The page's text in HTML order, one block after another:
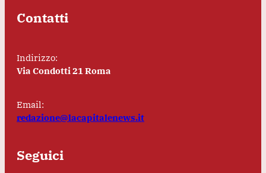
Contatti
Indirizzo:
Via Condotti 21 Roma
Email:
redazione@lacapitalenews.it
Seguici